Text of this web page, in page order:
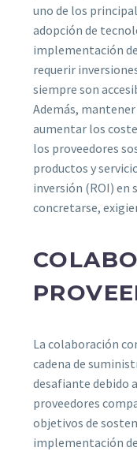
uno de los
adopción de
implementación
requerir
siempre son
Además,
aumentar los
los proveedores
productos y
inversión (ROI) en
concretarse,
La colaboración
cadena de
desafiante debido
proveedores
objetivos de
implementación